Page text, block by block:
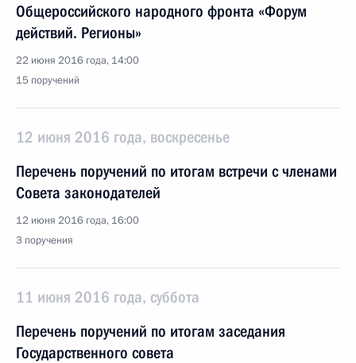
Общероссийского народного фронта «Форум
действий. Регионы»
22 июня 2016 года, 14:00
15 поручений
12 июня 2016 года, воскресенье
Перечень поручений по итогам встречи с членами
Совета законодателей
12 июня 2016 года, 16:00
3 поручения
11 июня 2016 года, суббота
Перечень поручений по итогам заседания
Государственного совета